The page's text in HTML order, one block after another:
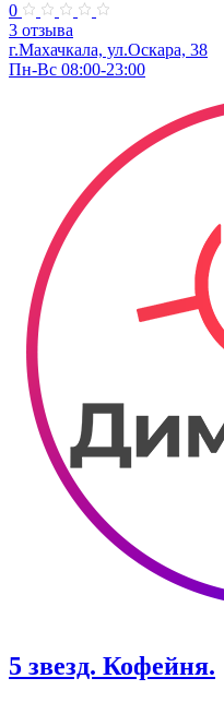
0
3 отзыва
г.Махачкала, ​ул.Оскара, 38
Пн-Вс 08:00-23:00
5 звезд. Кофейня.